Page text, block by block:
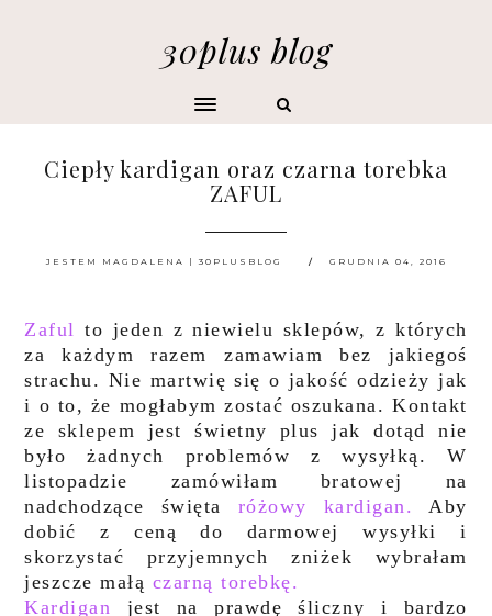
30plus blog
Ciepły kardigan oraz czarna torebka
ZAFUL
JESTEM MAGDALENA | 30PLUSBLOG GRUDNIA 04, 2016
Zaful to jeden z niewielu sklepów, z których
za każdym razem zamawiam bez jakiegoś
strachu. Nie martwię się o jakość odzieży jak
i o to, że mogłabym zostać oszukana. Kontakt
ze sklepem jest świetny plus jak dotąd nie
było żadnych problemów z wysyłką. W
listopadzie zamówiłam bratowej na
nadchodzące święta różowy kardigan.
Aby
dobić z ceną do darmowej wysyłki i
skorzystać przyjemnych zniżek wybrałam
jeszcze małą czarną torebkę.
Kardigan jest na prawdę śliczny i bardzo